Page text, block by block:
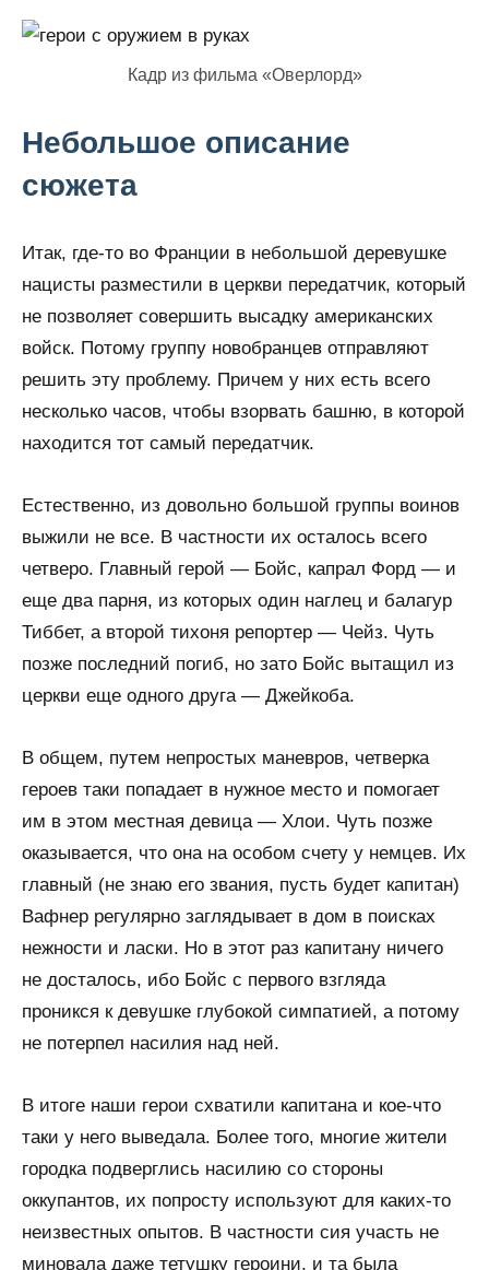
Кадр из фильма «Оверлорд»
Небольшое описание
сюжета
Итак, где-то во Франции в небольшой деревушке
нацисты разместили в церкви передатчик, который
не позволяет совершить высадку американских
войск. Потому группу новобранцев отправляют
решить эту проблему. Причем у них есть всего
несколько часов, чтобы взорвать башню, в которой
находится тот самый передатчик.
Естественно, из довольно большой группы воинов
выжили не все. В частности их осталось всего
четверо. Главный герой — Бойс, капрал Форд — и
еще два парня, из которых один наглец и балагур
Тиббет, а второй тихоня репортер — Чейз. Чуть
позже последний погиб, но зато Бойс вытащил из
церкви еще одного друга — Джейкоба.
В общем, путем непростых маневров, четверка
героев таки попадает в нужное место и помогает
им в этом местная девица — Хлои. Чуть позже
оказывается, что она на особом счету у немцев. Их
главный (не знаю его звания, пусть будет капитан)
Вафнер регулярно заглядывает в дом в поисках
нежности и ласки. Но в этот раз капитану ничего
не досталось, ибо Бойс с первого взгляда
проникся к девушке глубокой симпатией, а потому
не потерпел насилия над ней.
В итоге наши герои схватили капитана и кое-что
таки у него выведала. Более того, многие жители
городка подверглись насилию со стороны
оккупантов, их попросту используют для каких-то
неизвестных опытов. В частности сия участь не
миновала даже тетушку героини, и та была